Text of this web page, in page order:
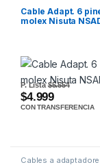
Cable Adapt. 6
molex Nisuta
P. Lista$5.554
$4.999
CON TRANSFERENCIA
Cables a